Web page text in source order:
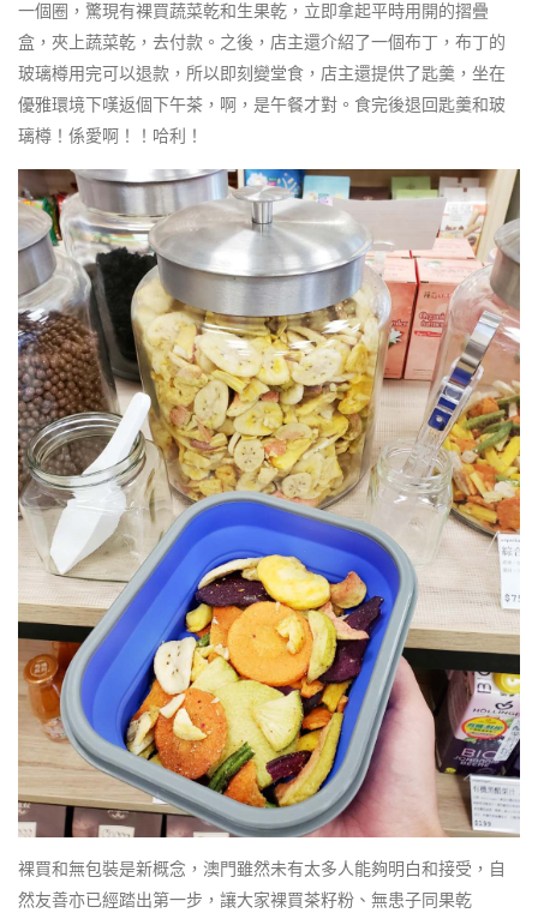
一個圈，驚現有裸買蔬菜乾和生果乾，立即拿起平時用開的摺疊
盒，夾上蔬菜乾，去付款。之後，店主還介紹了一個布丁，布丁的
玻璃樽用完可以退款，所以即刻變堂食，店主還提供了匙羹，坐在
優雅環境下嘆返個下午茶，啊，是午餐才對。食完後退回匙羹和玻
璃樽！係愛啊！！哈利！
裸買和無包裝是新概念，澳門雖然未有太多人能夠明白和接受，自
然友善亦已經踏出第一步，讓大家裸買茶籽粉、無患子同果乾